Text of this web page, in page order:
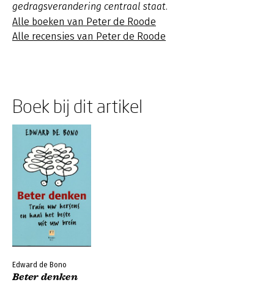
gedragsverandering centraal staat.
Alle boeken van Peter de Roode
Alle recensies van Peter de Roode
Boek bij dit artikel
Edward de Bono
Beter denken